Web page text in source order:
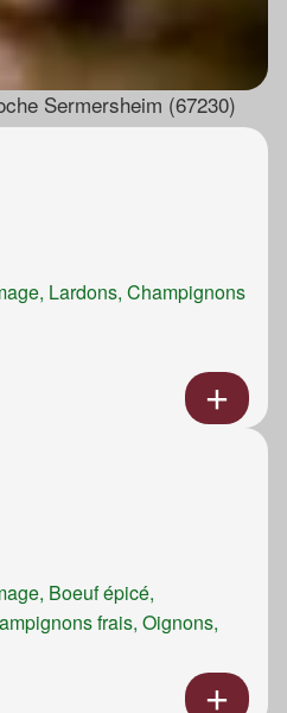
Sermersheim (67230)
Lardons, Champignons
Boeuf épicé,
frais, Oignons,